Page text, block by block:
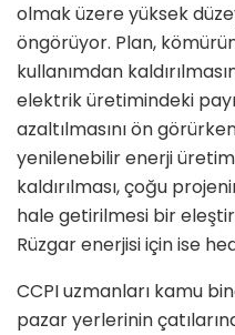
olmak üzere yüksek
öngörüyor. Plan,
kullanımdan
elektrik üretimindeki
azaltılmasını ön
yenilenebilir enerji
kaldırılması, çoğu
hale getirilmesi bir
Rüzgar enerjisi için ise
CCPI uzmanları kamu
pazar yerlerinin